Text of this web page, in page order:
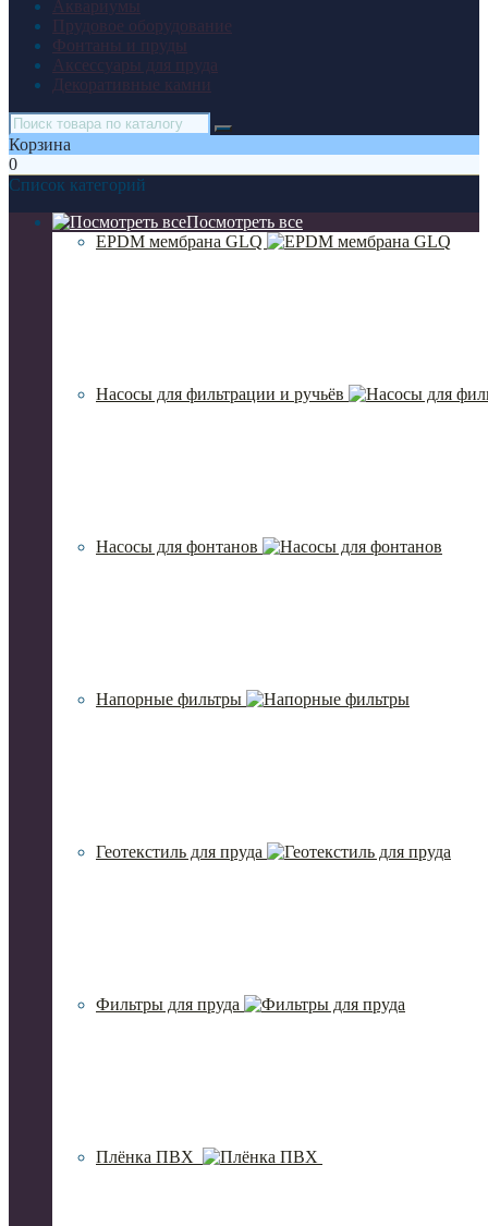
Аквариумы
Прудовое оборудование
Фонтаны и пруды
Аксессуары для пруда
Декоративные камни
Корзина
0
Список категорий
Посмотреть все
EPDM мембрана GLQ
Насосы для фильтрации и ручьёв
Насосы для фонтанов
Напорные фильтры
Геотекстиль для пруда
Фильтры для пруда
Плёнка ПВХ